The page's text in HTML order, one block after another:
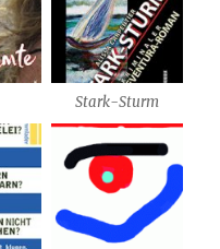
Stark-Sturm